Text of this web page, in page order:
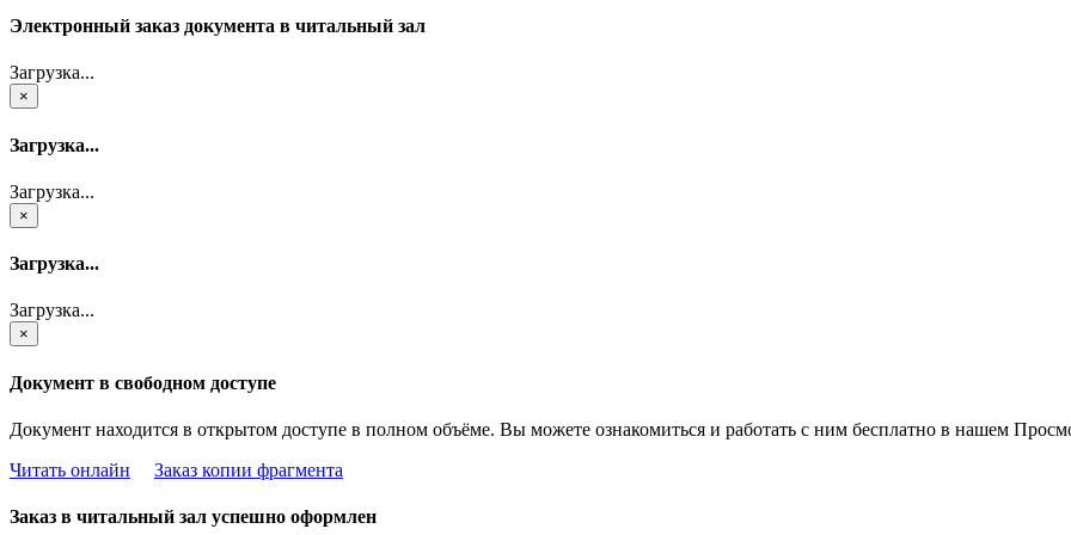
Электронный заказ документа в читальный зал
Загрузка...
×
Загрузка...
Загрузка...
×
Загрузка...
Загрузка...
×
Документ в свободном доступе
Документ находится в открытом доступе в полном объёме. Вы можете ознакомиться и работать с ним бесплатно в нашем
Читать онлайн
Заказ копии фрагмента
Заказ в читальный зал успешно оформлен